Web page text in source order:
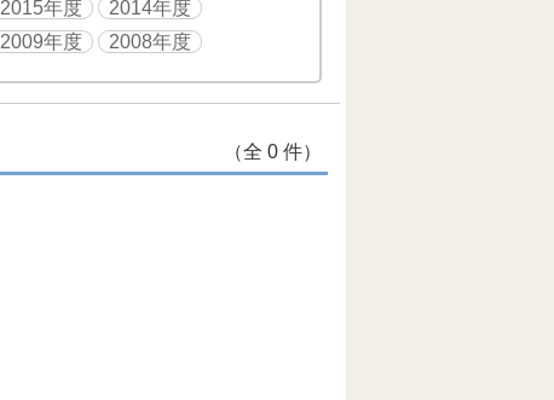
2015年度
2014年度
2009年度 2008年度
（全 0 件）